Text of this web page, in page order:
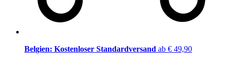
Belgien: Kostenloser Standardversand ab € 49,90